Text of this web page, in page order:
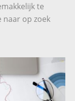
te
naar op zoek